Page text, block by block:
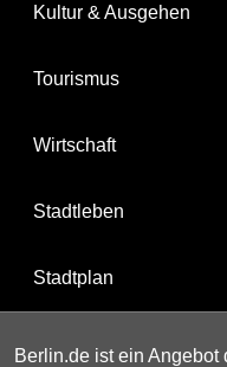
Kultur & Ausgehen
Tourismus
Wirtschaft
Stadtleben
Stadtplan
Berlin.de ist ein Angebot